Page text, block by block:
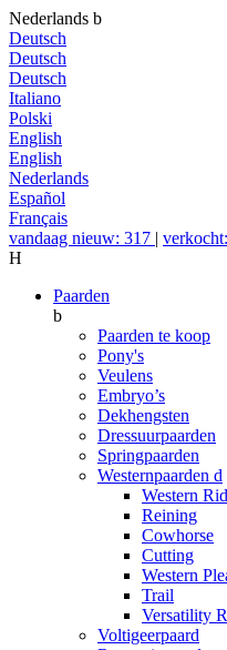
Nederlands b
Deutsch
Deutsch
Deutsch
Italiano
Polski
English
English
Nederlands
Español
Français
vandaag nieuw: 317 |
H
Paarden
b
Paarden te koop
Pony's
Veulens
Embryo’s
Dekhengsten
Dressuurpaarden
Springpaarden
Westernpaarden d
Western
Reining
Cowhorse
Cutting
Western
Trail
Versatility
Voltigeerpaard